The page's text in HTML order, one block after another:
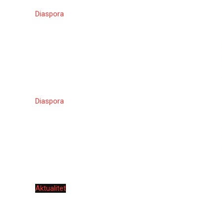
Diaspora
Diaspora
Aktualitet